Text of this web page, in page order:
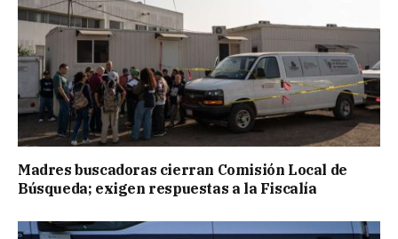
Madres buscadoras cierran Comisión Local de
Búsqueda; exigen respuestas a la Fiscalía